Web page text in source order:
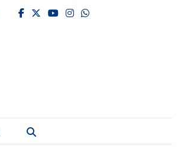
facebook
twitter
youtube
instagram
whatsapp